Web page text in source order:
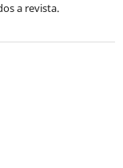
a revista.